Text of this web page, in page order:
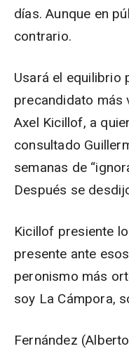
días. Aunque en
contrario.
Usará el equilibrio
precandidato más
Axel Kicillof, a
consultado
semanas de
Después se
Kicillof presiente
presente ante
peronismo más
soy La Cámpora,
Fernández